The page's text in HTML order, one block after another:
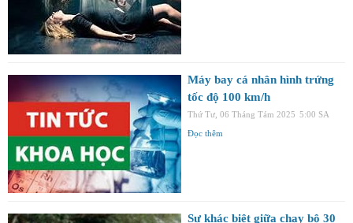
Máy bay cá nhân hình trứng
tốc độ 100 km/h
Thứ Tư, 06 Tháng Tám 2025 5:00 SA
Đọc thêm
Sự khác biệt giữa chạy bộ 30